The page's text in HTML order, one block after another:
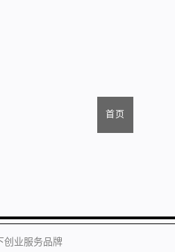
创业服务品牌
首页